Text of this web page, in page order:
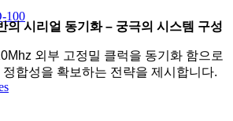
100
의 시리얼 동기화 – 궁극의 시스템 구성
외부 고정밀 클럭을 동기화 함으로
합성을 확보하는 전략을 제시합니다.